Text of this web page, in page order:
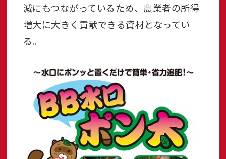
減にもつながっているため、農業者の所得
増大に大きく貢献できる資材となってい
る。